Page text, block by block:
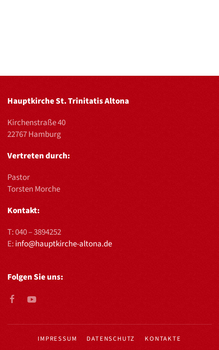
Hauptkirche St. Trinitatis Altona
Kirchenstraße 40
22767 Hamburg
Vertreten durch:
Pastor
Torsten Morche
Kontakt:
T:040 – 3894252
E: info@hauptkirche-altona.de
Folgen Sie uns:
IMPRESSUM DATENSCHUTZ KONTAKTE